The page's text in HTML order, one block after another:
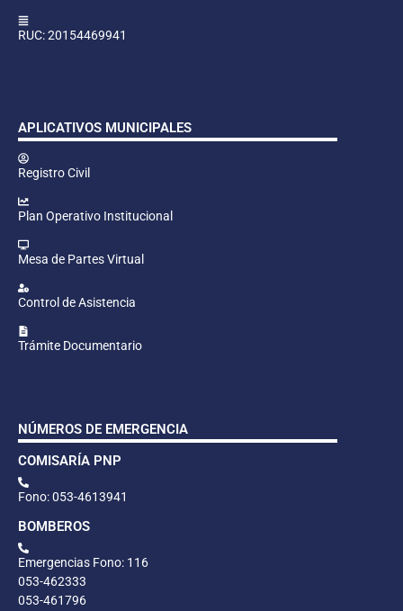
RUC: 20154469941
APLICATIVOS MUNICIPALES
Registro Civil
Plan Operativo Institucional
Mesa de Partes Virtual
Control de Asistencia
Trámite Documentario
NÚMEROS DE EMERGENCIA
COMISARÍA PNP
Fono: 053-4613941
BOMBEROS
Emergencias Fono: 116
053-462333
053-461796